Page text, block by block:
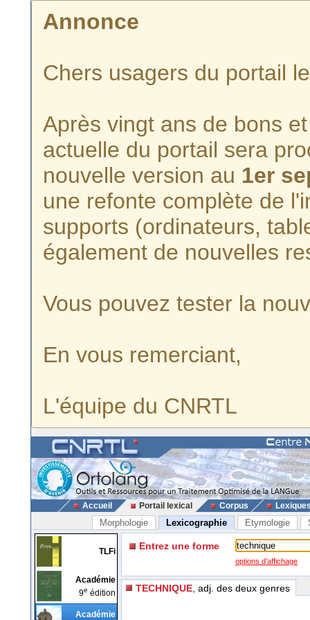
Annonce
Chers usagers du portail
Après vingt ans de bons
actuelle du portail sera
nouvelle version au 1er
une refonte complète de
supports (ordinateurs,
également de nouvelles
Vous pouvez tester la
En vous remerciant,
L'équipe du CNRTL
Accueil Portail lexical Corpus
Morphologie Lexicographie Etymologie
TLFi
Académie
9e édition
Académie
Entrez une forme
options d'affichage
TECHNIQUE , adj. des deux genres